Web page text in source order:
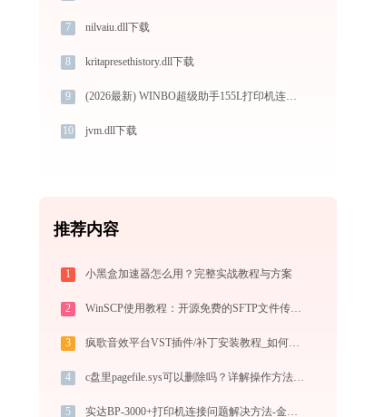
7 nilvaiu.dll下载
8 kritapresethistory.dll下载
9 (2026最新) WINBO超级助手155L打印机连接问题解决方法 -金山毒霸
10 jvm.dll下载
推荐内容
1 小黑盒加速器怎么用？完整实战教程与方案
2 WinSCP使用教程：开源免费的SFTP文件传输工具，运维必备远程管理利器
3 疯歌音效平台VST插件/补丁安装教程_如何加载插件效果包
4 c盘里pagefile.sys可以删除吗？详解操作方法与风险
5 实达BP-3000+打印机连接问题解决方法-金山毒霸